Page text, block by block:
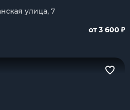
улица, 7
от 3 600 ₽